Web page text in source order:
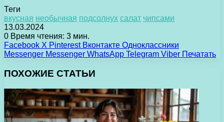
Теги
вкусная необычная подсолнух салат чипсами
13.03.2024
0 Время чтения: 3 мин.
Facebook X Pinterest Вконтакте Одноклассники
Messenger Messenger WhatsApp Telegram Viber Печатать
ПОХОЖИЕ СТАТЬИ